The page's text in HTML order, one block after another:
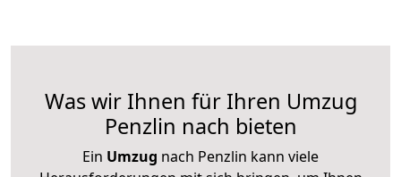
Was wir Ihnen für Ihren Umzug
Penzlin nach bieten
Ein Umzug nach Penzlin kann viele